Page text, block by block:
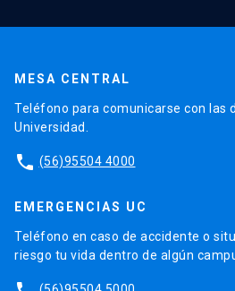
MESA CENTRAL
Teléfono para comunicarse con las
Universidad.
phone (56)95504 4000
EMERGENCIAS UC
Teléfono en caso de accidente o
riesgo tu vida dentro de algún